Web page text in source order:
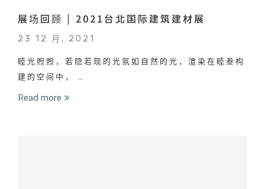
展场回顾 | 2021台北国际建筑建材展
23 12 月, 2021
睦光煦煦，若隐若现的光氛如自然的光，渲染在睦叁构
建的空间中， …
Read more